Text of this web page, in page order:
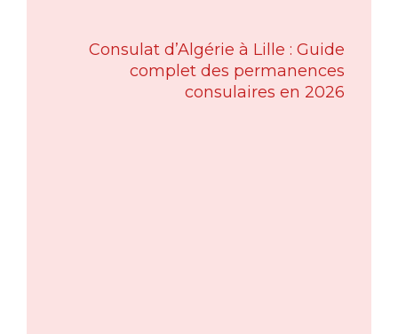
Consulat d’Algérie à Lille : Guide
complet des permanences
consulaires en 2026